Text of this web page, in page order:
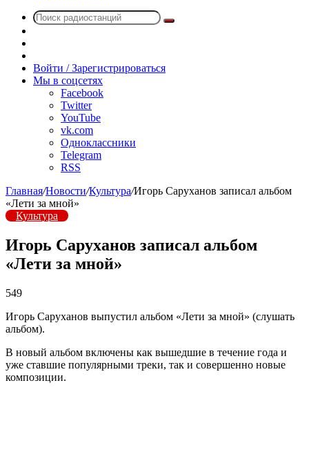
Поиск
радио
Войти / Зарегистрироваться
Мы в соцсетях
Facebook
Twitter
YouTube
vk.com
Одноклассники
Telegram
RSS
Главная/Новости/Культура/Игорь Саруханов записал альбом
«Лети за мной»
Культура
Игорь Саруханов записал альбом
«Лети за мной»
549
Игорь Саруханов выпустил альбом «Лети за мной» (слушать
альбом).
В новый альбом включены как вышедшие в течение года и
уже ставшие популярными треки, так и совершенно новые
композиции.